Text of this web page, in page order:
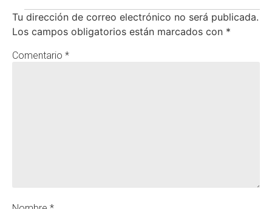
Tu dirección de correo electrónico no será publicada.
Los campos obligatorios están marcados con *
Comentario *